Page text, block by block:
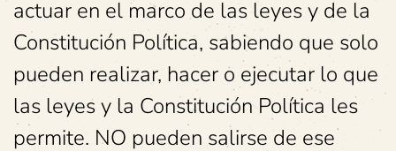
actuar en el marco de las leyes y de la
Constitución Política, sabiendo que solo
pueden realizar, hacer o ejecutar lo que
las leyes y la Constitución Política les
permite. NO pueden salirse de ese